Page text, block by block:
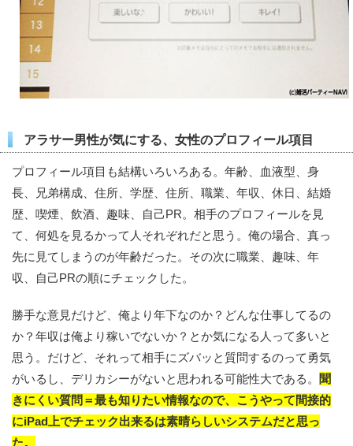
アラサー男性が気にする、女性のプロフィール項目
プロフィール項目も結構いろいろある。年齢、血液型、身
長、兄弟構成、住所、学歴、住所、職業、年収、休日、結婚
歴、喫煙、飲酒、趣味、自己PR。相手のプロフィールを見
て、何処を見るかって人それぞれだと思う。俺の場合、真っ
先に見てしまうのが年齢だった。その次に職業、趣味、年
収、自己PRの順にチェックした。
勝手な意見だけど、俺より年下なのか？どんな仕事してるの
か？年収は俺より稼いでないか？とか気になる人って多いと
思う。だけど、それって相手にズバッと質問するのって勇気
がいるし、デリカシーがないと思われる可能性大である。
聞
きにくい質問＝最も知りたい情報なので、こうやって間接的
にiPad上でチェック出来るは素晴らしいシステムだと思っ
た。